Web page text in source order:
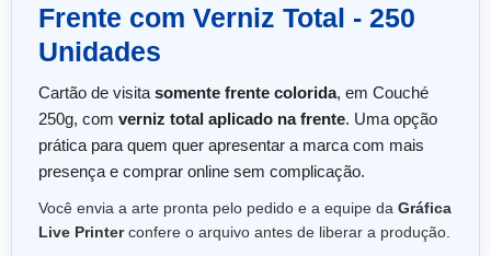
Frente com Verniz Total - 250
Unidades
Cartão de visita somente frente colorida, em Couché
250g, com verniz total aplicado na frente. Uma opção
prática para quem quer apresentar a marca com mais
presença e comprar online sem complicação.
Você envia a arte pronta pelo pedido e a equipe da Gráfica
Live Printerconfere o arquivo antes de liberar a produção.